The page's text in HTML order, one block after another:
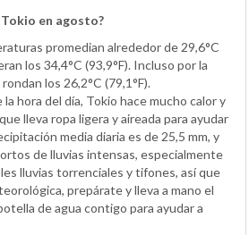
en agosto?
promedian alrededor de 29,6°C
los 34,4°C (93,9°F). Incluso por la
los 26,2°C (79,1°F).
hora del día, Tokio hace mucho calor y
lleva ropa ligera y aireada para ayudar
media diaria es de 25,5 mm, y
de lluvias intensas, especialmente
lluvias torrenciales y tifones, así que
prepárate y lleva a mano el
de agua contigo para ayudar a